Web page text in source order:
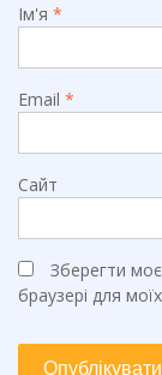
Ім'я *
Email *
Сайт
Зберегти
браузері для